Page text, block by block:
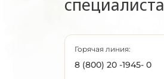
специалиста
Горячая линия:
8 (800) 20 -1945- 0